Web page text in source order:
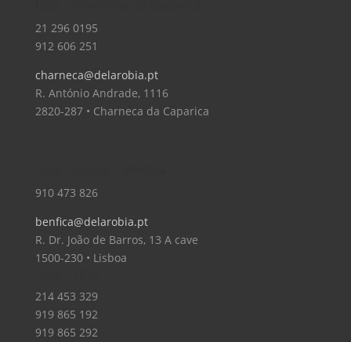
21 296 0195
912 606 251
charneca@delarobia.pt
R. António Andrade, 1116
2820-287 • Charneca da Caparica
910 473 826
benfica@delarobia.pt
R. Dr. João de Barros, 13 A cave
1500-230 • Lisboa
214 453 329
919 865 192
919 865 292